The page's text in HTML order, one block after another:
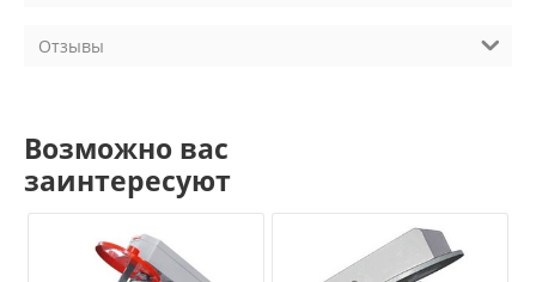
Отзывы
Возможно вас
заинтересуют